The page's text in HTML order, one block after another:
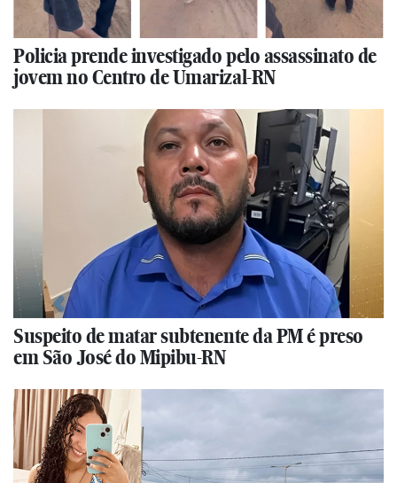
Policia prende investigado pelo assassinato de
jovem no Centro de Umarizal-RN
Suspeito de matar subtenente da PM é preso
em São José do Mipibu-RN